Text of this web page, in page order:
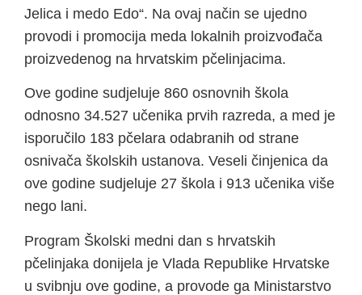
Jelica i medo Edo“. Na ovaj način se ujedno
provodi i promocija meda lokalnih proizvođača
proizvedenog na hrvatskim pčelinjacima.
Ove godine sudjeluje 860 osnovnih škola
odnosno 34.527 učenika prvih razreda, a med je
isporučilo 183 pčelara odabranih od strane
osnivača školskih ustanova. Veseli činjenica da
ove godine sudjeluje 27 škola i 913 učenika više
nego lani.
Program Školski medni dan s hrvatskih
pčelinjaka donijela je Vlada Republike Hrvatske
u svibnju ove godine, a provode ga Ministarstvo